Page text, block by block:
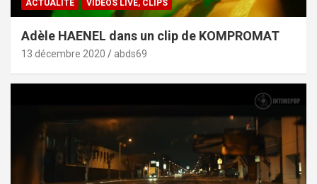
ACTUALITÉ VIDÉOS LIVE, CLIPS
Adèle HAENEL dans un clip de KOMPROMAT
13 décembre 2020 abds69